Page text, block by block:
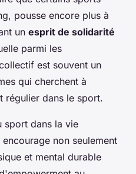
pousse encore plus à
un esprit de solidarité
parmi les
est souvent un
qui cherchent à
régulier dans le sport.
sport dans la vie
non seulement
et mental durable